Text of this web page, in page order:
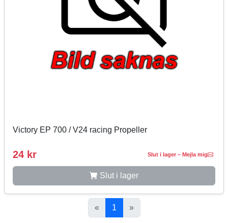
Victory EP 700 / V24 racing Propeller
24 kr Slut i lager – Mejla mig
Slut i lager
« 1 »